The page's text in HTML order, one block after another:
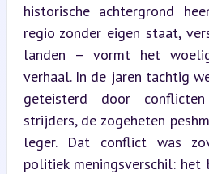
historische achtergrond
regio zonder eigen staat,
landen – vormt het
verhaal. In de jaren tachtig
geteisterd door
strijders, de zogeheten
leger. Dat conflict was
politiek meningsverschil: het